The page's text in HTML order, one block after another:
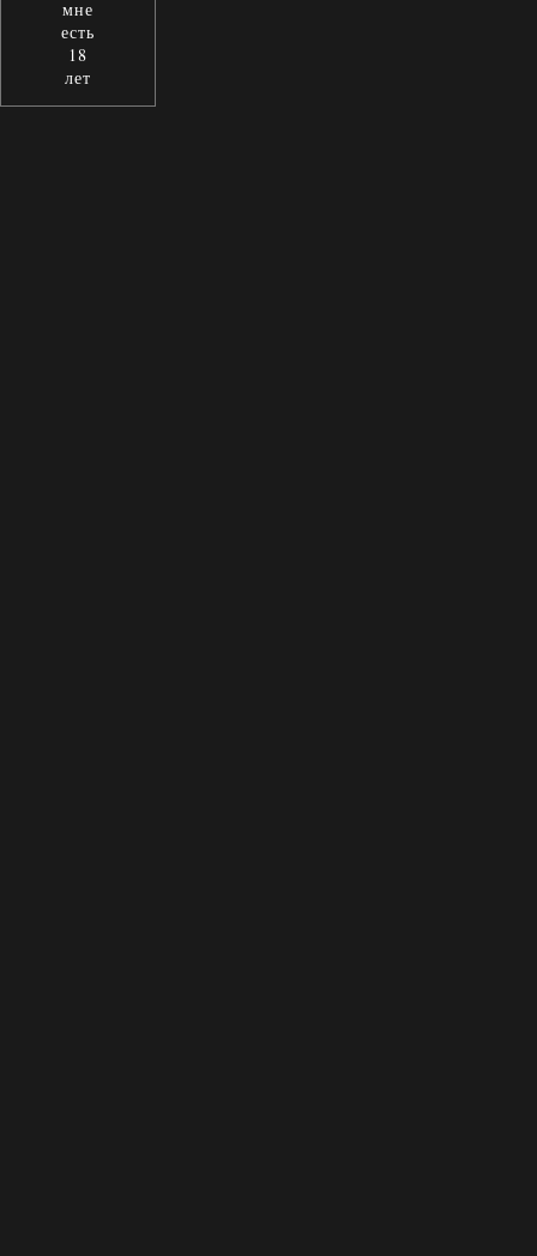
мне
есть
18
лет